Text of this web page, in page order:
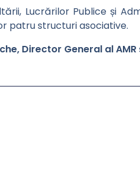
Lucrărilor Publice și
patru structuri asociative.
Director General al AMR